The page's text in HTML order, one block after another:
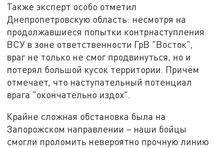
Также эксперт особо отметил
Днепропетровскую область: несмотря на
продолжавшиеся попытки контрнаступления
ВСУ в зоне ответственности ГрВ "Восток",
враг не только не смог продвинуться, но и
потерял большой кусок территории. Причём
отмечает, что наступательный потенциал
врага "окончательно издох".
Крайне сложная обстановка была на
Запорожском направлении – наши бойцы
смогли проломить невероятно прочную линию